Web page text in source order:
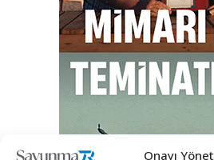
Onayı Yönet